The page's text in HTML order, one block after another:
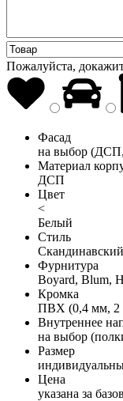
Пожалуйста,
Фасад
на выбор
Материал
ДСП
Цвет
<
Белый
Стиль
Скандинавский
Фурнитура
Boyard, Blum,
Кромка
ПВХ (0,4 мм, 2
Внутреннее
на выбор
Размер
Цена
указана за